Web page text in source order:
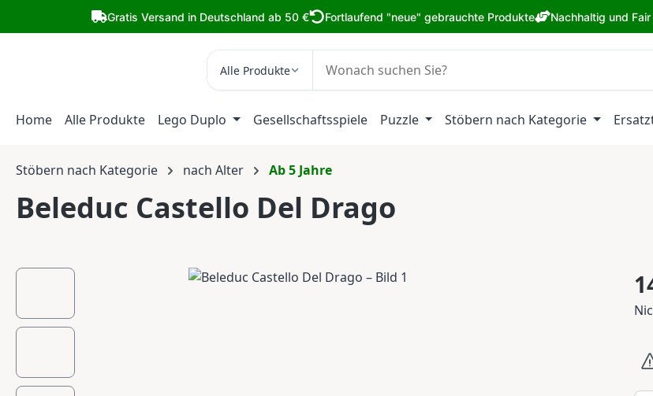
Hauptinhalt springen
Zur Suche springen
Zur Hauptnavigation springen
Gratis Versand in Deutschland ab 50 € Fortlaufend "neue" gebrauchte Produkte Nachhaltig und
Alle Produkte
Home Alle Produkte Lego Duplo Gesellschaftsspiele Puzzle Stöbern nach Kategorie
Stöbern nach Kategorie nach Alter Ab 5 Jahre
Beleduc Castello Del Drago
Bildergalerie überspringen